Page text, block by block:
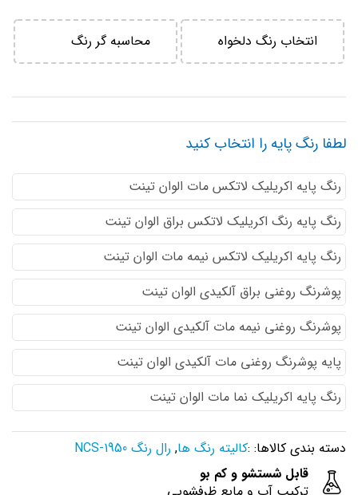
انتخاب رنگ دلخواه محاسبه گر رنگ
لطفا رنگ پایه را انتخاب کنید
رنگ پایه اكريليك لاتكس مات الوان تینت
رنگ پایه رنگ اكريليك لاتكس براق الوان تینت
رنگ پایه اكريليك لاتكس نيمه مات الوان تینت
پوشرنگ روغنی براق آلکیدی الوان تینت
پوشرنگ روغنی نیمه مات آلکیدی الوان تینت
پایه پوشرنگ روغنی مات آلکیدی الوان تینت
رنگ پایه اکریلیک نما مات الوان تینت
دسته بندی کالاها: :کالیته رنگ ها, رال رنگ NCS-1950
قابل شستشو و کم بو